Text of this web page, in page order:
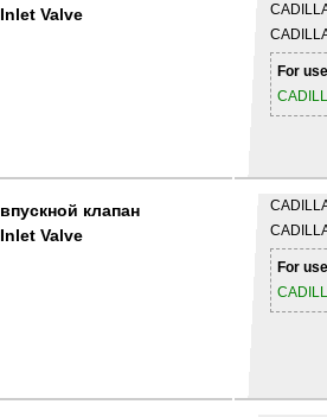
Inlet Valve
For
впускной клапан
Inlet Valve
For